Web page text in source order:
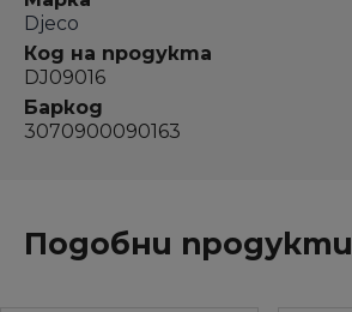
Djeco
Код на продукта
DJ09016
Баркод
3070900090163
Подобни продукти